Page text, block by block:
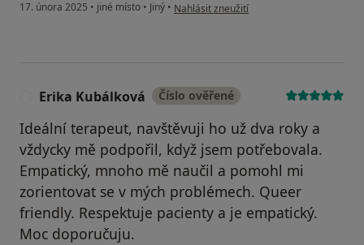
17. února 2025 • jiné místo • Jiný • podle názoru uživatele Váš účet byl
Nahlásit zneužití
Erika Kubálková Číslo ověřené
Ideální terapeut, navštěvuji ho už dva roky a
vždycky mě podpořil, když jsem potřebovala.
Empatický, mnoho mě naučil a pomohl mi
zorientovat se v mých problémech. Queer
friendly. Respektuje pacienty a je empatický.
Moc doporučuju.